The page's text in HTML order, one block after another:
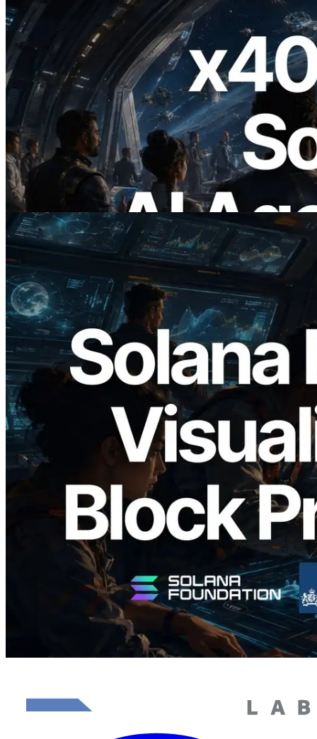
2026.07.04
ERPC x402 destekli Solana RPC'yi
yayınladı — AI agent'ların ihtiyaç
duydukları API'ler için anında ödeme
yaptığı dönem
Bu makaleyi oku
2026.05.24
Validators Solutions, Solana Block
Analyzer'ı Yayınladı — Slot Başına Blok
Üretim Süresi ve Görevli Doğrulayıcı
Görselleştirmesi
Bu makaleyi oku
Daha fazla yükle